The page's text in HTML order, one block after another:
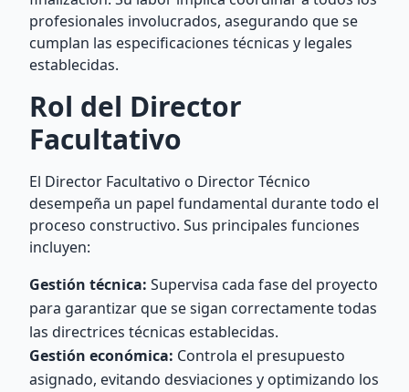
profesionales involucrados, asegurando que se
cumplan las especificaciones técnicas y legales
establecidas.
Rol del Director
Facultativo
El Director Facultativo o Director Técnico
desempeña un papel fundamental durante todo el
proceso constructivo. Sus principales funciones
incluyen:
Gestión técnica: Supervisa cada fase del proyecto
para garantizar que se sigan correctamente todas
las directrices técnicas establecidas.
Gestión económica: Controla el presupuesto
asignado, evitando desviaciones y optimizando los